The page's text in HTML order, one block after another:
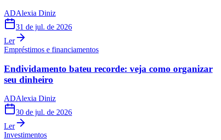
ADAlexia Diniz
31 de jul. de 2026
Ler
Empréstimos e financiamentos
Endividamento bateu recorde: veja como organizar
seu dinheiro
ADAlexia Diniz
30 de jul. de 2026
Ler
Investimentos